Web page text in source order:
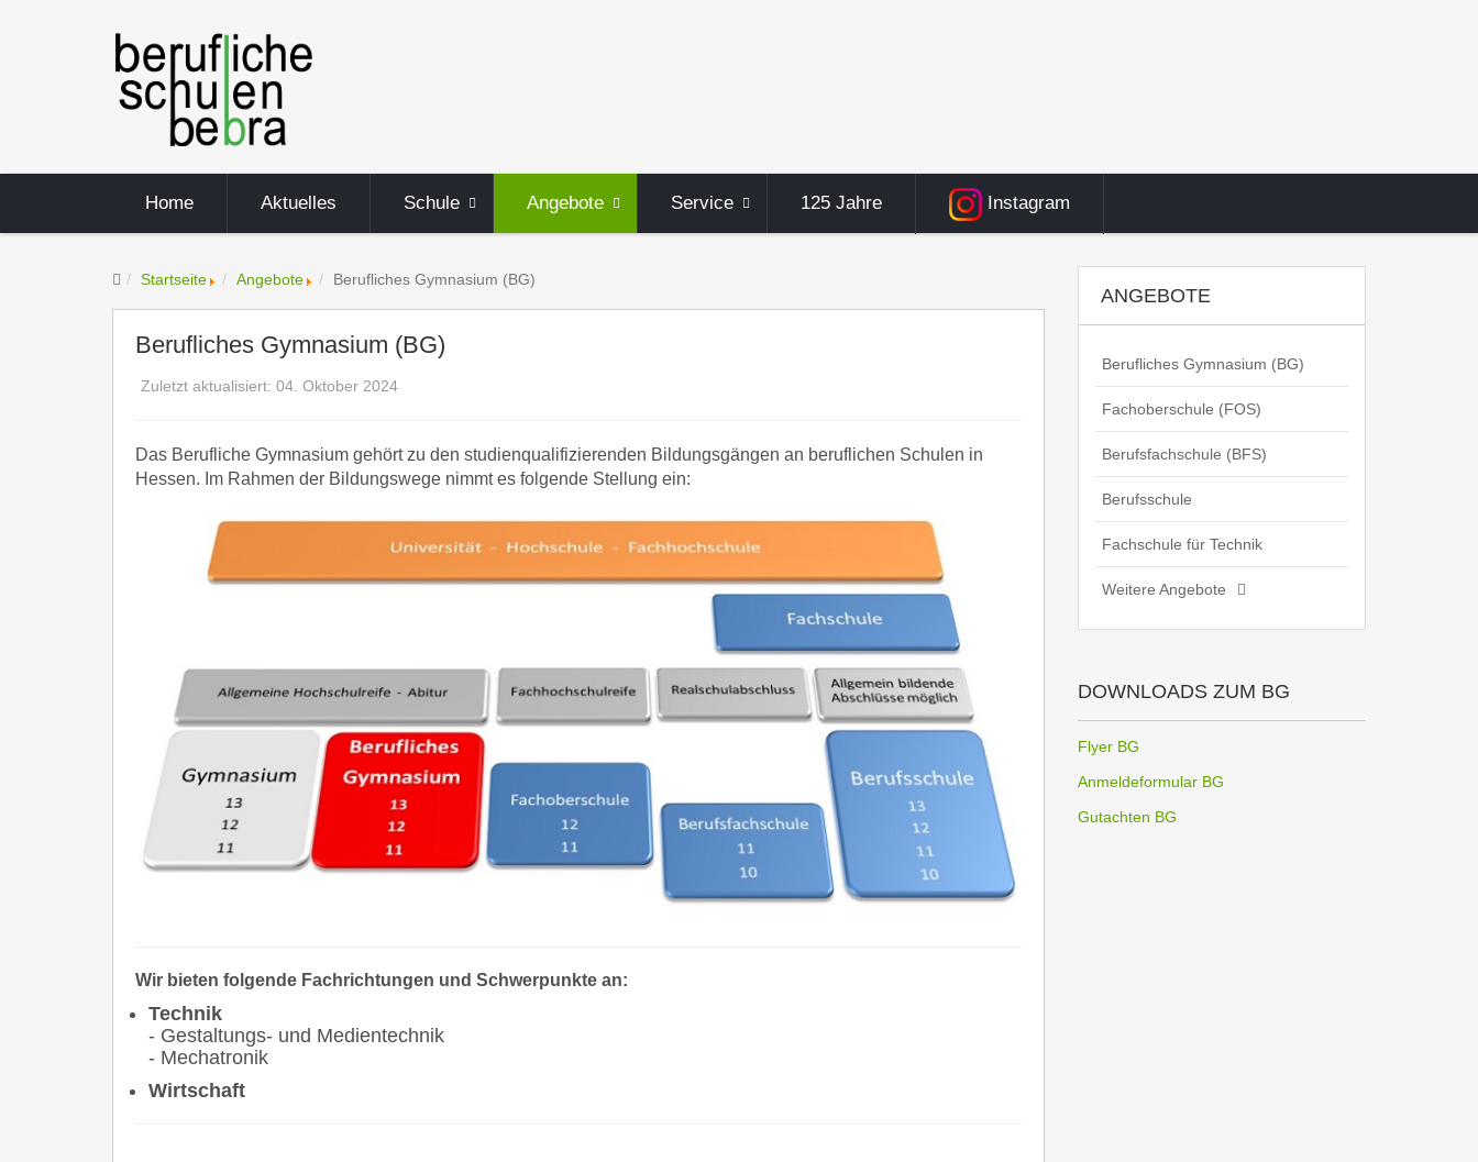
Home Aktuelles Schule Angebote Service 125 Jahre Instagram
Startseite Angebote Berufliches Gymnasium (BG)
Berufliches Gymnasium (BG)
Zuletzt aktualisiert: 04. Oktober 2024
Das Berufliche Gymnasium gehört zu den studienqualifizierenden Bildungsgängen an beruflichen Schulen in
Hessen. Im Rahmen der Bildungswege nimmt es folgende Stellung ein:
Wir bieten folgende Fachrichtungen und Schwerpunkte an:
Technik
- Gestaltungs- und Medientechnik
- Mechatronik
Wirtschaft
ANGEBOTE
Berufliches Gymnasium (BG)
Fachoberschule (FOS)
Berufsfachschule (BFS)
Berufsschule
Fachschule für Technik
Weitere Angebote
DOWNLOADS ZUM BG
Flyer BG
Anmeldeformular BG
Gutachten BG